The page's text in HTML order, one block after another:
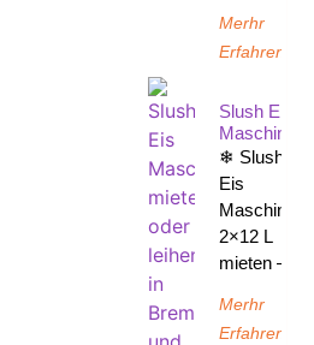
Merhr
Erfahren
Slush Eis
Maschine
❄ Slush-
Eis
Maschine
2×12 L
mieten –
Merhr
Erfahren